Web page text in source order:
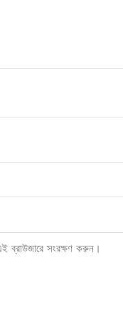
ব্রাউজারে সংরক্ষণ করুন।